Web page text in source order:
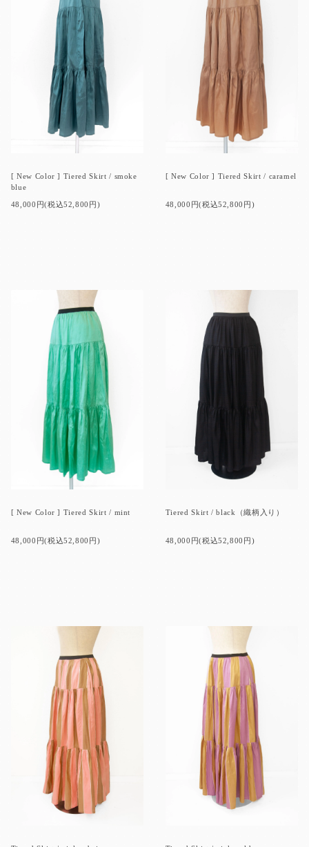
[ New Color ] Tiered Skirt / smoke
blue
48,000円(税込52,800円)
[ New Color ] Tiered Skirt / caramel
48,000円(税込52,800円)
[ New Color ] Tiered Skirt / mint
48,000円(税込52,800円)
Tiered Skirt / black（織柄入り）
48,000円(税込52,800円)